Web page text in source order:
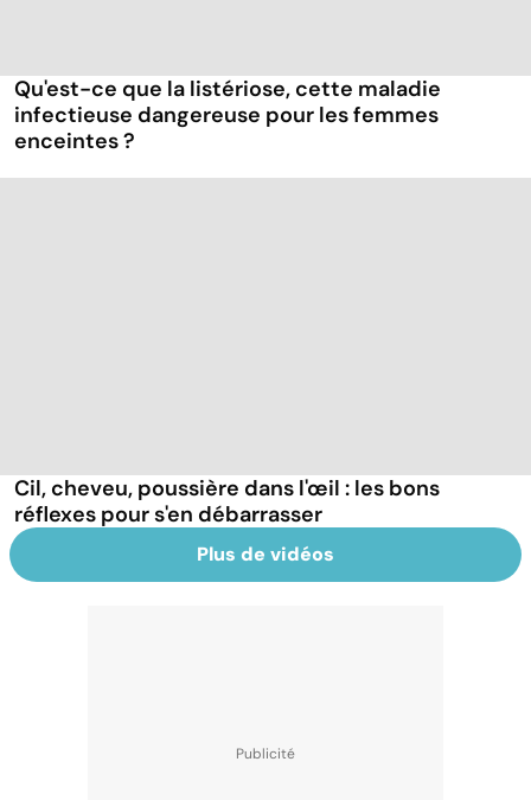
Qu'est-ce que la listériose, cette maladie
infectieuse dangereuse pour les femmes
enceintes ?
Cil, cheveu, poussière dans l'œil : les bons
réflexes pour s'en débarrasser
Plus de vidéos